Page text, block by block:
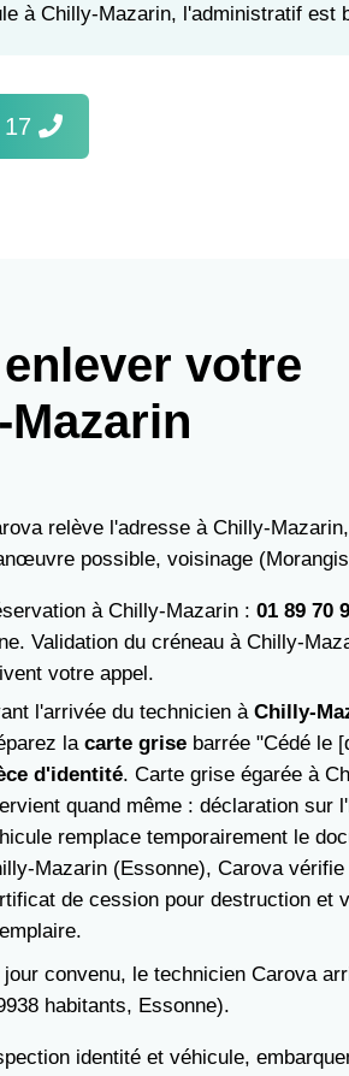
à Chilly-Mazarin, l'administratif est
votre
relève l'adresse à Chilly-
possible, voisinage
à Chilly-Mazarin : 01 89 70
Validation du créneau à Chilly-
votre appel.
l'arrivée du technicien à Chilly-
la carte grise barrée "Cédé le
d'identité. Carte grise égarée à
quand même : déclaration sur
remplace temporairement le
Mazarin (Essonne), Carova
de cession pour destruction et
jour convenu, le technicien Carova
habitants, Essonne).
identité et véhicule,